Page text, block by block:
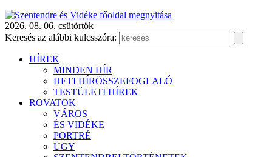
2026. 08. 06. csütörtök
Keresés az alábbi kulcsszóra:
HÍREK
MINDEN HÍR
HETI HÍRÖSSZEFOGLALÓ
TESTÜLETI HÍREK
ROVATOK
VÁROS
ÉS VIDÉKE
PORTRÉ
ÜGY